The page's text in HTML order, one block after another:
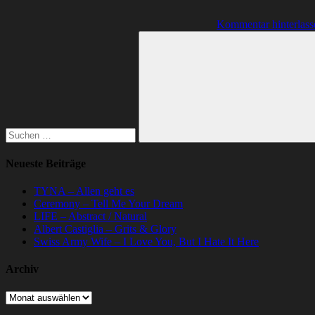
Kommentar
Suchen
Neueste Beiträge
TYNA – Allen geht es
Ceremony – Tell Me Your Dream
LIFE – Abstract / Natural
Albert Castiglia – Grits & Glory
Swiss Army Wife – I Love You, But I Hate It Here
Archiv
Archiv